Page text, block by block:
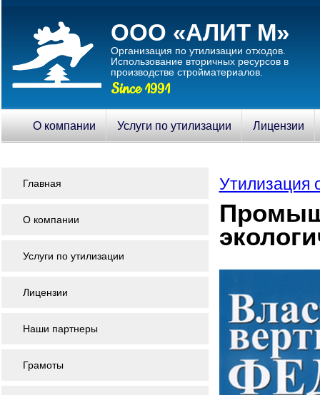
ООО «АЛИТ М»
Организация по утилизации отходов.
Использование вторичныx ресурсов в
производстве стройматериалов.
Since 1991
О компании Услуги по утилизации Лицензии
Утилизация
Главная
О компании
Услуги по утилизации
Лицензии
Наши партнеры
Грамоты